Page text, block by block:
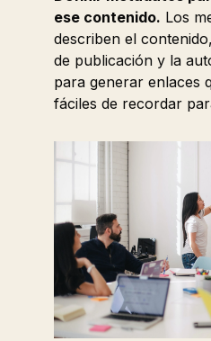
ese contenido. Los
describen el
de publicación y la
para generar enlaces
fáciles de recordar